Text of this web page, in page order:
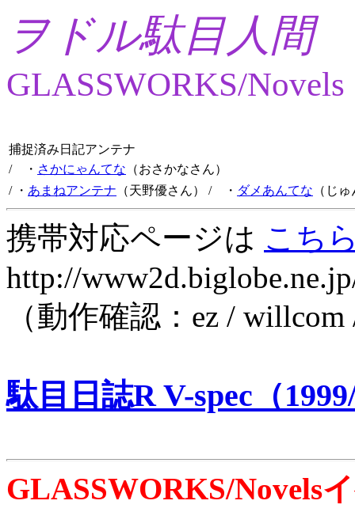
ヲドル駄目人間
GLASSWORKS/Novels
捕捉済み日記アンテナ
/ ・ さかにゃんてな （おさかなさん）
/ ・ あまねアンテナ （天野優さん） / ・ ダメあんてな （じ
携帯対応ページは こち
http://
（動作確認：ez /
駄目日誌R V-spec（
GLASSWORKS/Novels